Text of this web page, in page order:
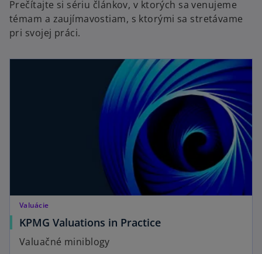
Prečítajte si sériu článkov, v ktorých sa venujeme
témam a zaujímavostiam, s ktorými sa stretávame
pri svojej práci.
Valuácie
KPMG Valuations in Practice
Valuačné miniblogy